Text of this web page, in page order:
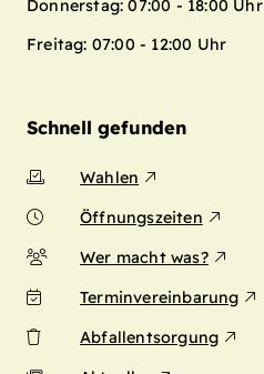
Donnerstag: 07:00 - 18:00 Uhr
Freitag: 07:00 - 12:00 Uhr
Schnell gefunden
Wahlen
Öffnungszeiten
Wer macht was?
Terminvereinbarung
Abfallentsorgung